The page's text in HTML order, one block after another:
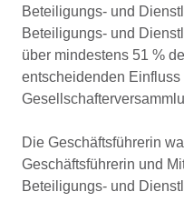
Beteiligungs- und
Beteiligungs- und
über mindestens 51 %
entscheidenden Einfluss
Die Geschäftsführerin
Geschäftsführerin und
Beteiligungs- und